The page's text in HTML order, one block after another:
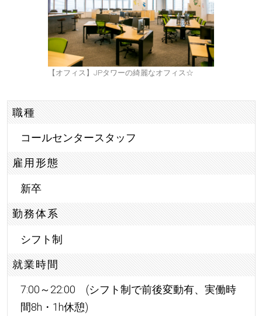
【オフィス】JPタワーの綺麗なオフィス☆
職種
コールセンタースタッフ
雇用形態
新卒
勤務体系
シフト制
就業時間
7:00～22:00 (シフト制で前後変動有、実働時
間8h・1h休憩)